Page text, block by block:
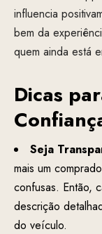
influencia
bem da
quem ainda está
Dicas
Seja
mais um
confusas. Então,
descrição
do veículo.